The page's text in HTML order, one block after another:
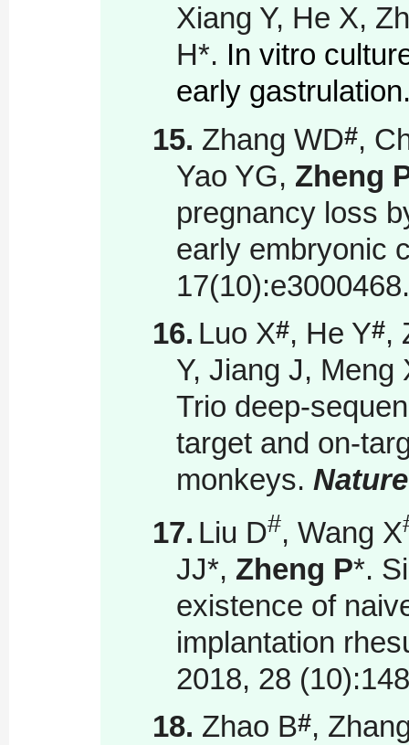
Xiang Y, He X,
H*. In vitro
early
15. Zhang WD#,
Yao YG, Zheng
pregnancy loss
early embryonic
17(10):e3000468.
16. Luo X#, He Y#,
Y, Jiang J,
Trio deep-
target and on-
monkeys.
17. Liu D#, Wang X
JJ*, Zheng P*.
existence of
implantation
2018, 28
18. Zhao B#,